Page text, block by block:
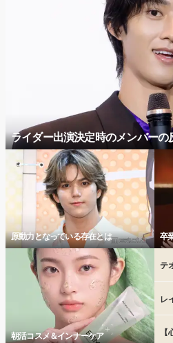
ライダー出演決定時のメンバーの
原動力となっている存在とは 卒
朝活コスメ＆インナーケア
テ
レ